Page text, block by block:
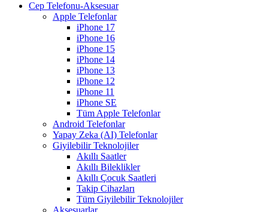
Cep Telefonu-Aksesuar
Apple Telefonlar
iPhone 17
iPhone 16
iPhone 15
iPhone 14
iPhone 13
iPhone 12
iPhone 11
iPhone SE
Tüm Apple Telefonlar
Android Telefonlar
Yapay Zeka (AI) Telefonlar
Giyilebilir Teknolojiler
Akıllı Saatler
Akıllı Bileklikler
Akıllı Çocuk Saatleri
Takip Cihazları
Tüm Giyilebilir Teknolojiler
Aksesuarlar